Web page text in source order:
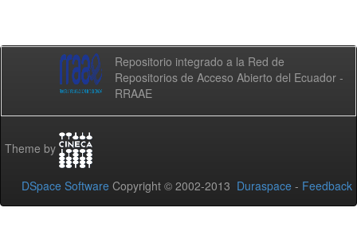
Repositorio integrado a la Red de
Repositorios de Acceso Abierto del Ecuador -
RRAAE
Theme by
DSpace Software Copyright © 2002-2013 Duraspace - Feedback